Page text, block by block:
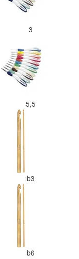
3
5,5
b3
b6